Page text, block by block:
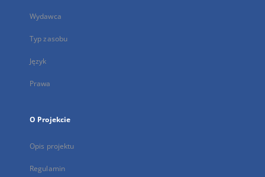
Wydawca
Typ zasobu
Język
Prawa
O Projekcie
Opis projektu
Regulamin